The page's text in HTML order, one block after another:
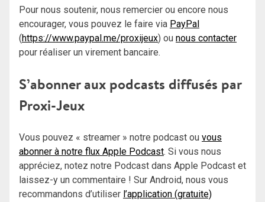
Pour nous soutenir, nous remercier ou encore nous
encourager, vous pouvez le faire via PayPal
(https://www.paypal.me/proxijeux) ou nous contacter
pour réaliser un virement bancaire.
S’abonner aux podcasts diffusés par
Proxi-Jeux
Vous pouvez « streamer » notre podcast ou vous
abonner à notre flux Apple Podcast. Si vous nous
appréciez, notez notre Podcast dans Apple Podcast et
laissez-y un commentaire ! Sur Android, nous vous
recommandons d’utiliser l’application (gratuite)